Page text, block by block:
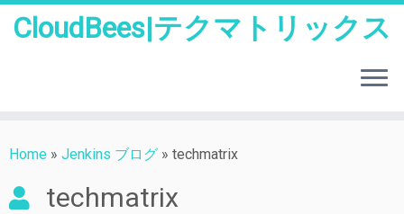
to
CloudBees|テクマトリックス
Home » Jenkins ブログ » techmatrix
techmatrix